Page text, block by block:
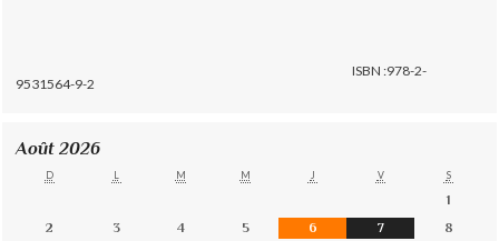
ISBN :978-2-
9531564-9-2
Août 2026
D L M M J V S
1
2
3 4 5 6 7
8